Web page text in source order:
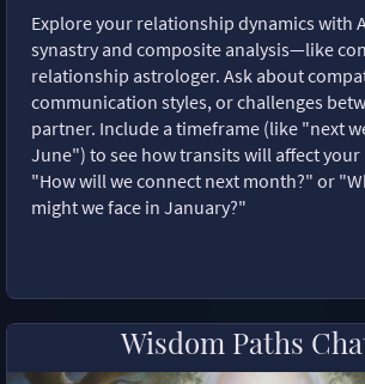
Explore your relationship dynamics with
synastry and composite analysis—like
relationship astrologer. Ask about
communication styles, or challenges
partner. Include a timeframe (like "next
June") to see how transits will affect
"How will we connect next month?" or
might we face in January?"
Wisdom Paths